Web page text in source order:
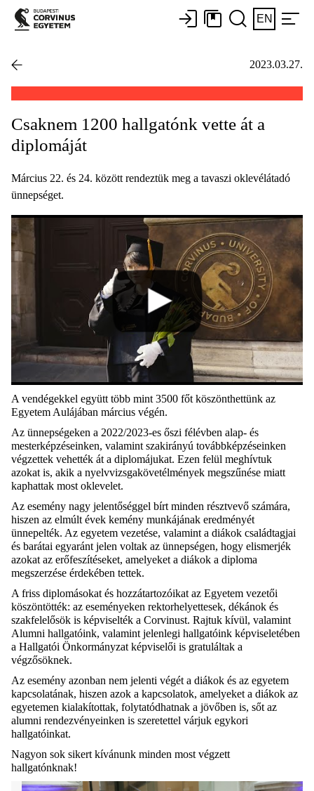
EN
2023.03.27.
Csaknem 1200 hallgatónk vette át a
diplomáját
Március 22. és 24. között rendeztük meg a tavaszi oklevélátadó
ünnepséget.
A vendégekkel együtt több mint 3500 főt köszönthettünk az
Egyetem Aulájában március végén.
Az ünnepségeken a 2022/2023-es őszi félévben alap- és
mesterképzéseinken, valamint szakirányú továbbképzéseinken
végzettek vehették áta diplomájukat. Ezen felül meghívtuk
azokat is, akik a nyelvvizsgakövetélmények megszűnése miatt
kaphattak most oklevelet.
Az esemény nagy jelentőséggel bírt minden résztvevő számára,
hiszen az elmúlt évek kemény munkájának eredményét
ünnepelték. Az egyetem vezetése, valamint a diákok családtagjai
és barátai egyaránt jelen voltak az ünnepségen, hogy elismerjék
azokat az erőfeszítéseket, amelyeket a diákok a diploma
megszerzése érdekében tettek.
A friss diplomásokat és hozzátartozóikat az Egyetem vezetői
köszöntötték: az eseményeken rektorhelyettesek, dékánok és
szakfelelősök is képviselték a Corvinust. Rajtuk kívül, valamint
Alumni hallgatóink, valamint jelenlegi hallgatóink képviseletében
a Hallgatói Önkormányzat képviselői is gratuláltak a
végzősöknek.
Az esemény azonban nem jelenti végét a diákok és az egyetem
kapcsolatának, hiszen azok a kapcsolatok, amelyeket a diákok az
egyetemen kialakítottak, folytatódhatnak a jövőben is, sőt az
alumni rendezvényeinken is szeretettel várjuk egykori
hallgatóinkat.
Nagyon sok sikert kívánunk minden most végzett
hallgatónknak!